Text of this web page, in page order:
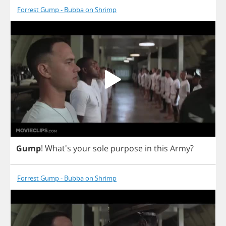
Forrest Gump - Bubba on Shrimp
Gump! What's your sole purpose in this Army?
Forrest Gump - Bubba on Shrimp